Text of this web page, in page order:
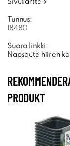
Sivukartta »
Tunnus:
I8480
Suora linkki:
Napsauta hiiren
PRODUKT